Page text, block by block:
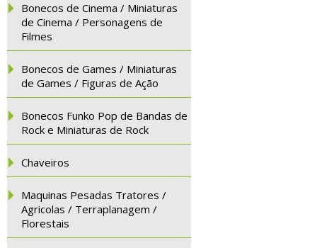
Bonecos de Cinema / Miniaturas
de Cinema / Personagens de
Filmes
Bonecos de Games / Miniaturas
de Games / Figuras de Ação
Bonecos Funko Pop de Bandas de
Rock e Miniaturas de Rock
Chaveiros
Maquinas Pesadas Tratores /
Agricolas / Terraplanagem /
Florestais